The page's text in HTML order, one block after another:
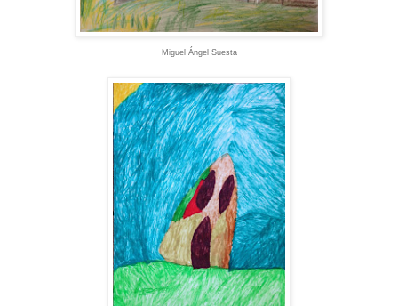
Miguel Ángel Suesta